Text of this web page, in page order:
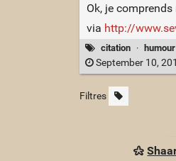
Ok, je
via http://
citation · humour
September 10,
Filtres